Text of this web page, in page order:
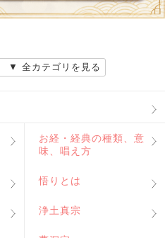
▼ 全カテゴリを見る
お経・経典の種類、意
味、唱え方
悟りとは
浄土真宗